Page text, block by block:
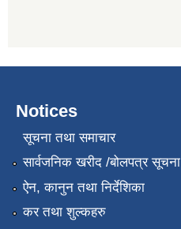
Notices
सूचना तथा समाचार
सार्वजनिक खरीद /बोलपत्र सूचना
ऐन, कानुन तथा निर्देशिका
कर तथा शुल्कहरु